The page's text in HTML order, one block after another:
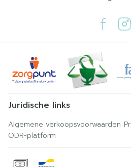
Juridische links
Algemene verkoopsvoorwaarden
ODR-platform